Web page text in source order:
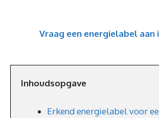
Vraag een energielabel aan
Inhoudsopgave
Erkend energielabel voor